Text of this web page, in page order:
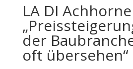
LA DI
der
oft übersehen“